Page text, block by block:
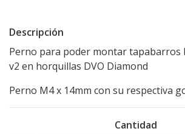
Descripción
Perno para poder montar tapabarros
v2 en horquillas DVO Diamond
Perno M4 x 14mm con su respectiva
Cantidad